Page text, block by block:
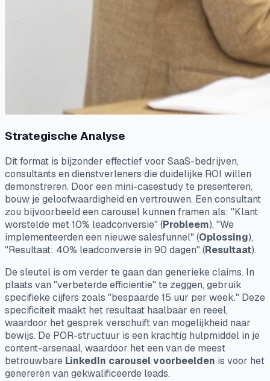
Strategische Analyse
Dit format is bijzonder effectief voor SaaS-bedrijven,
consultants en dienstverleners die duidelijke ROI willen
demonstreren. Door een mini-casestudy te presenteren,
bouw je geloofwaardigheid en vertrouwen. Een consultant
zou bijvoorbeeld een carousel kunnen framen als: "Klant
worstelde met 10% leadconversie" (Probleem), "We
implementeerden een nieuwe salesfunnel" (Oplossing),
"Resultaat: 40% leadconversie in 90 dagen" (Resultaat).
De sleutel is om verder te gaan dan generieke claims. In
plaats van "verbeterde efficientie" te zeggen, gebruik
specifieke cijfers zoals "bespaarde 15 uur per week." Deze
specificiteit maakt het resultaat haalbaar en reeel,
waardoor het gesprek verschuift van mogelijkheid naar
bewijs. De POR-structuur is een krachtig hulpmiddel in je
content-arsenaal, waardoor het een van de meest
betrouwbare LinkedIn carousel voorbeelden is voor het
genereren van gekwalificeerde leads.